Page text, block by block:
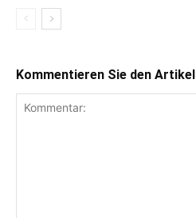
Kommentieren Sie den Artikel